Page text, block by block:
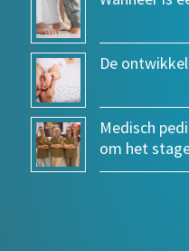
De
Medisch
om het